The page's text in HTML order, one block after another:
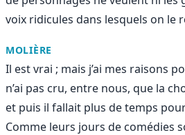
voix ridicules dans lesquels on le
MOLIÈRE
Il est vrai ; mais j’ai mes raisons
n’ai pas cru, entre nous, que la
et puis il fallait plus de temps
Comme leurs jours de comédies